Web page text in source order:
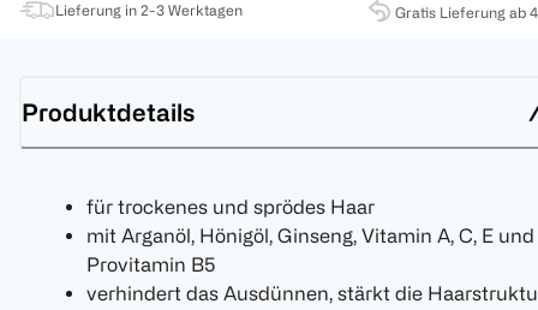
Lieferung in 2-3 Werktagen Gratis Lieferung ab
Produktdetails
für trockenes und sprödes Haar
mit Arganöl, Hönigöl, Ginseng, Vitamin A, C, E und
Provitamin B5
verhindert das Ausdünnen, stärkt die